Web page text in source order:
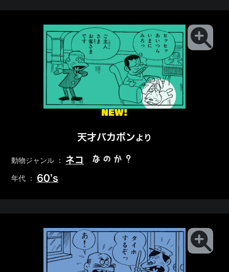
NEW!
天才バカボンより
動物ジャンル ： ネコ なのか？
年代 ： 60’s